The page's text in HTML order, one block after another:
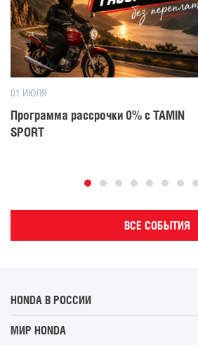
01 ИЮЛЯ
Программа рассрочки 0% с TAMIN
SPORT
ВСЕ СОБЫТИЯ
HONDA В РОССИИ
Мотоциклы
МИР HONDA